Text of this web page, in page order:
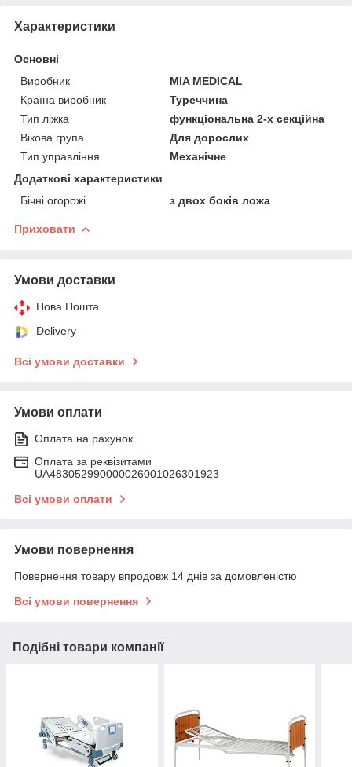
Характеристики
Основні
Виробник
MIA MEDICAL
Країна виробник
Туреччина
Тип ліжка
функціональна 2-х секційна
Вікова група
Для дорослих
Тип управління
Механічне
Додаткові характеристики
Бічні огорожі
з двох боків ложа
Приховати
Умови доставки
Нова Пошта
Delivery
Всі умови доставки
Умови оплати
Оплата на рахунок
Оплата за реквізитами
UA483052990000026001026301923
Всі умови оплати
Умови повернення
Повернення товару впродовж 14 днів за домовленістю
Всі умови повернення
Подібні товари компанії